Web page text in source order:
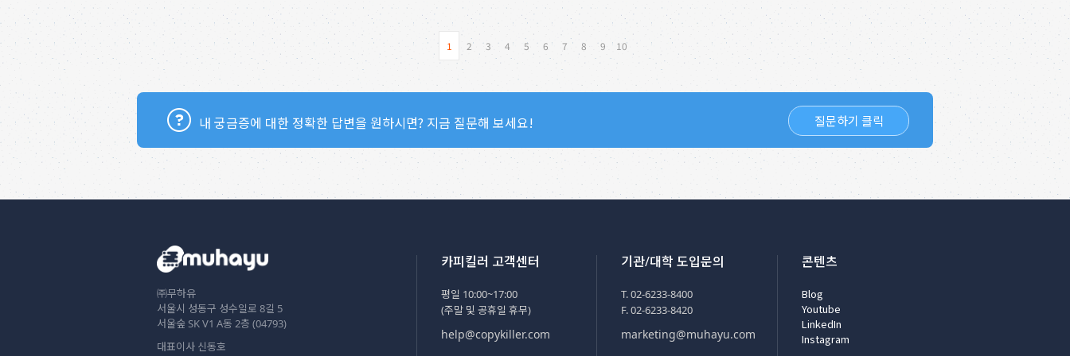
1 2 3 4 5 6 7 8 9 10
질문하기 클릭
내 궁금증에 대한 정확한 답변을 원하시면? 지금 질문해 보세요!
㈜무하유
서울시 성동구 성수일로 8길 5
서울숲 SK V1 A동 2층 (04793)
대표이사 신동호
카피킬러 고객센터
평일 10:00~17:00
(주말 및 공휴일 휴무)
help@copykiller.com
기관/대학 도입문의
T. 02-6233-8400
F. 02-6233-8420
marketing@muhayu.com
콘텐츠
Blog
Youtube
LinkedIn
Instagram